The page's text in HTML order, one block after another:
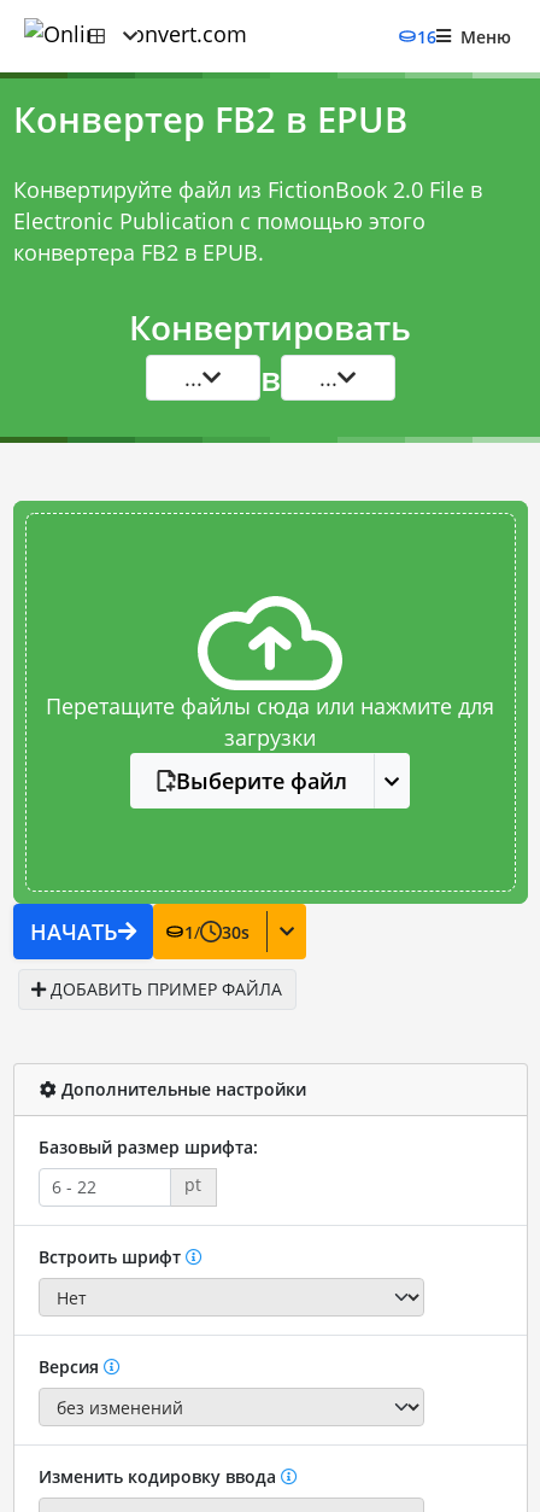
16 Меню
Конвертер FB2 в EPUB
Конвертируйте файл из FictionBook 2.0 File в
Electronic Publication с помощью этого
конвертера FB2 в EPUB.
Конвертировать
... в ...
Перетащите файлы сюда или нажмите для
загрузки
Выберите файл
НАЧАТЬ 1/ 30s
ДОБАВИТЬ ПРИМЕР ФАЙЛА
Дополнительные настройки
Базовый размер шрифта:
pt
Встроить шрифт
Версия
Изменить кодировку ввода